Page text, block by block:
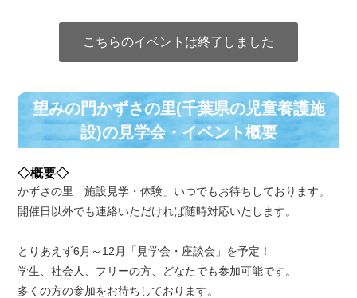
こちらのイベントは終了しました
望みの門かずさの里(千葉県の児童養護施
設)の⾒学会・イベント概要
◇概要◇
かずさの里「施設見学・体験」いつでもお待ちしております。
開催日以外でも連絡いただければ随時対応いたします。
とりあえず6月～12月「見学会・座談会」を予定！
学生、社会人、フリーの方、どなたでも参加可能です。
多くの方の参加をお待ちしております。